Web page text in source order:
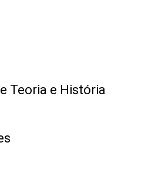
Teoria e História